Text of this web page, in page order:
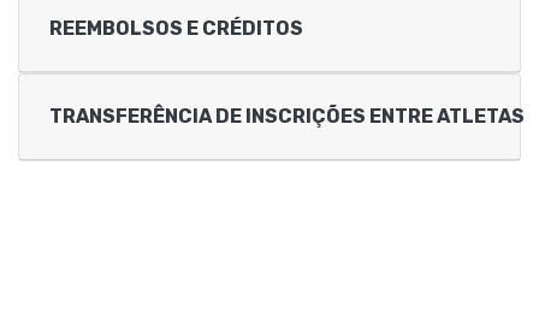
REEMBOLSOS E CRÉDITOS
TRANSFERÊNCIA DE INSCRIÇÕES ENTRE ATLETAS